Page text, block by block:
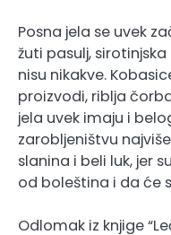
Posna jela se uvek
žuti pasulj,
nisu nikakve.
proizvodi, riblja
jela uvek imaju i
zarobljeništvu
slanina i beli luk, jer
od boleština i da će
Odlomak iz knjige